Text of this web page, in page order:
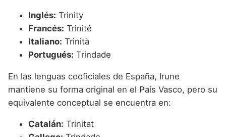
Inglés: Trinity
Francés: Trinité
Italiano: Trinità
Portugués: Trindade
En las lenguas cooficiales de España, Irune
mantiene su forma original en el País Vasco, pero su
equivalente conceptual se encuentra en:
Catalán: Trinitat